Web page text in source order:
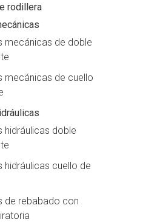
rodillera
mecánicas de doble
mecánicas de cuello
hidráulicas doble
hidráulicas cuello de
de rebabado con